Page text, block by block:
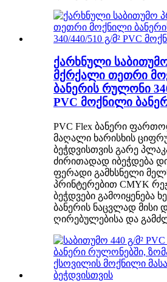
ქარხნული
მქრქალი თეთრი
ბანერის რულონი
PVC მოქნილი
PVC Flex ბანერი
მაღალი ხარისხის
ბეჭდვისთვის გარე
ძირითადად იბეჭდება
ფერადი გამხსნელი
პრინტერებით CMYK
ბეჭდვები
ბანერის ნაცვლად მისი
ღირებულებისა და